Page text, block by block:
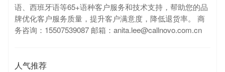
语、西班牙语等65+语种客户服务和技术支持，帮助您的品
牌优化客户服务质量，提升客户满意度，降低退货率。 商
务咨询：15507539087 邮箱：anita.lee@callnovo.com.cn
人气推荐